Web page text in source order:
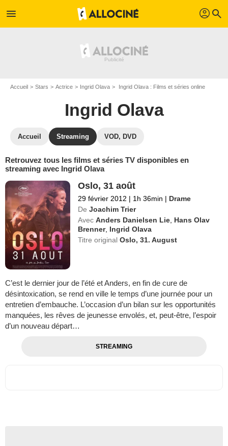
menu profil search
Accueil Stars Actrice Ingrid Olava Ingrid Olava : Films et séries online
Ingrid Olava
Accueil Streaming VOD, DVD
Retrouvez tous les films et séries TV disponibles en
streaming avec Ingrid Olava
Oslo, 31 août
29 février 2012 | 1h 36min | Drame
De Joachim Trier
Avec Anders Danielsen Lie Hans Olav
Brenner, Ingrid Olava
Titre originalOslo, 31. August
C’est le dernier jour de l’été et Anders, en fin de cure de
désintoxication, se rend en ville le temps d’une journée pour un
entretien d’embauche. L’occasion d’un bilan sur les opportunités
manquées, les rêves de jeunesse envolés, et, peut-être, l’espoir
d’un nouveau départ…
STREAMING